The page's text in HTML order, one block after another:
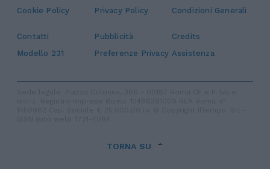
Cookie Policy Privacy Policy Condizioni Generali
Contatti Pubblicità
Credits
Modello 231
Preferenze Privacy Assistenza
TORNA SU